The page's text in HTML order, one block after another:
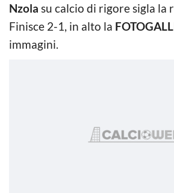
Nzola su calcio di rigore sigla la
Finisce 2-1, in alto la
immagini.